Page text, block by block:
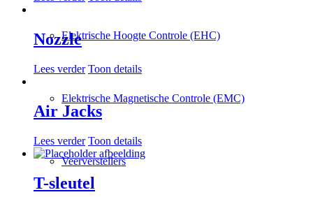
Elektrische Hoogte Controle (EHC)
Elektrische Magnetische Controle (EMC)
Veerverstellers
Nozzle
Lees verder Toon details
Air Jacks
Lees verder Toon details
T-sleutel